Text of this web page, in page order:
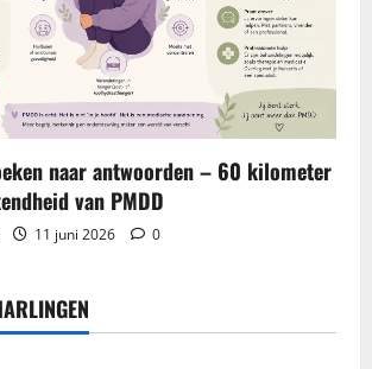
naar antwoorden – 60 kilometer
van PMDD
11 juni 2026 0